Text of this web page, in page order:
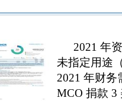
2021 年
未指定用途
2021 年财务
MCO 捐款 3